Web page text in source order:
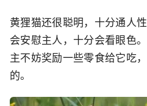
黄狸猫还很聪明，十分通人
会安慰主人，十分会看眼色
主不妨奖励一些零食给它吃
的。